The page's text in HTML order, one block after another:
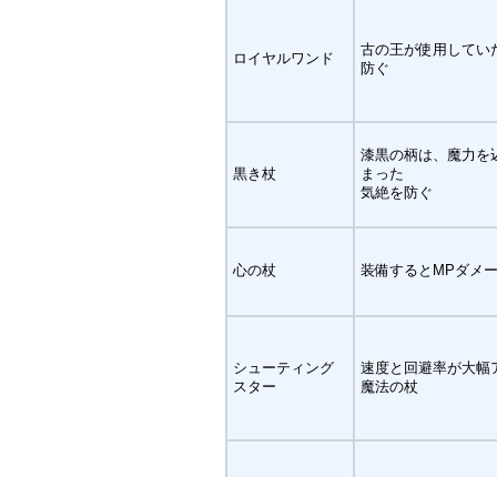
ロイヤルワンド
古の王が使用してい
防ぐ
黒き杖
漆黒の柄は、魔力を
まった
気絶を防ぐ
心の杖 装備するとMPダメ
シューティング
スター
速度と回避率が大幅
魔法の杖